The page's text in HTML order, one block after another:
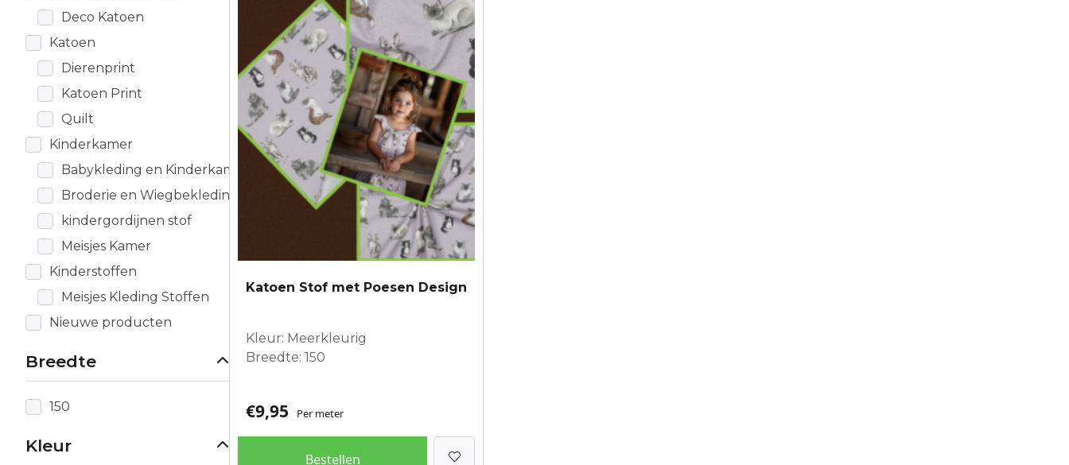
Deco Katoen
Katoen
Dierenprint
Katoen Print
Quilt
Kinderkamer
Babykleding en Kinderkamer
Broderie en Wiegbekleding
kindergordijnen stof
Meisjes Kamer
Kinderstoffen
Meisjes Kleding Stoffen
Nieuwe producten
Breedte
150
Kleur
Katoen Stof met Poesen Design
Kleur: Meerkleurig
Breedte: 150
€9,95 Per meter
Bestellen